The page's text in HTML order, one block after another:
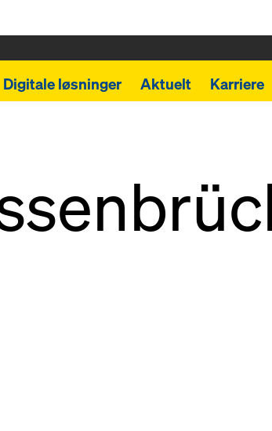
Digitale løsninger Aktuelt Karriere